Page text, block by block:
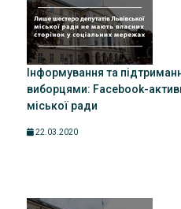
Інформування та
виборцями: Facebook-
міської ради
22.03.2020